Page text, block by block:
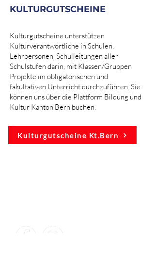
Kulturgutscheine unterstützen
Kulturverantwortliche in Schulen,
Lehrpersonen, Schulleitungen aller
Schulstufen darin, mit Klassen/Gruppen
Projekte im obligatorischen und
fakultativen Unterricht durchzuführen. Sie
können uns über die Plattform Bildung und
Kultur Kanton Bern buchen.
KULTURGUTSCHEINE
Kulturgutscheine Kt.Bern